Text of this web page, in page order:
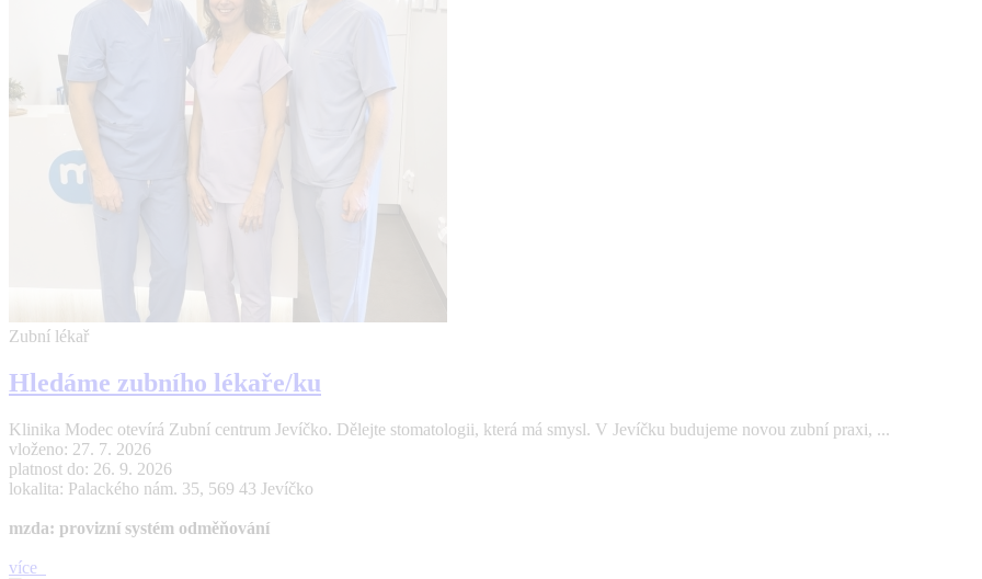
Zubní lékař
Hledáme zubního lékaře/ku
Klinika Modec otevírá Zubní centrum Jevíčko. Dělejte stomatologii, která má smysl. V Jevíčku budujeme novou zubní praxi, ...
vloženo: 27. 7. 2026
platnost do: 26. 9. 2026
lokalita: Palackého nám. 35, 569 43 Jevíčko
mzda: provizní systém odměňování
více